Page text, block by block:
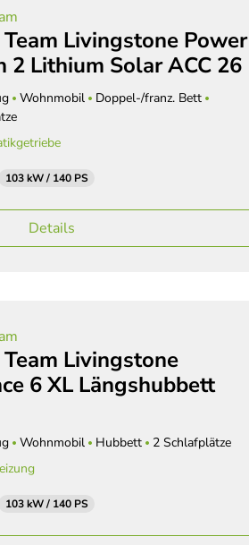
Livingstone Power
2 Lithium Solar ACC 26
Wohnmobil
Doppel-/franz. Bett
103 kW / 140 PS
Details
Livingstone
6 XL Längshubbett
Wohnmobil Hubbett 2 Schlafplätze
103 kW / 140 PS